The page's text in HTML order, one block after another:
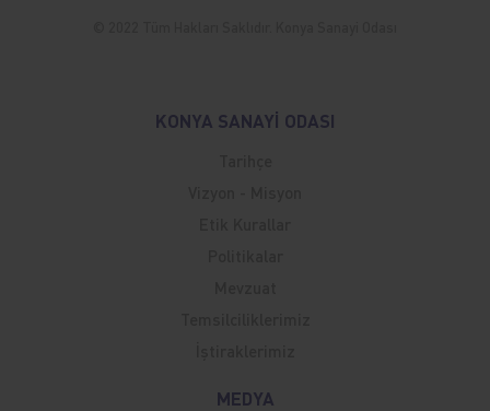
KONYA SANAYİ ODASI
MEDYA